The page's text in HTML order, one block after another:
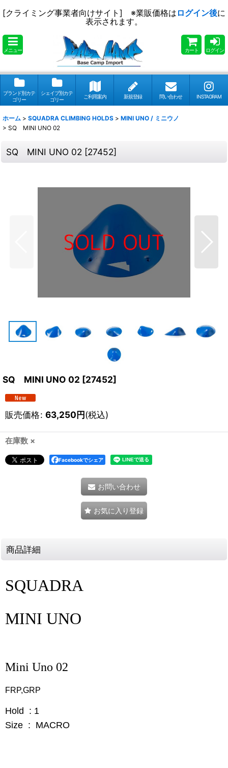
[クライミング事業者向けサイト] ※業販価格は ログイン後に
表示されます。
メニュー カート ログイン
ブランド別カテ
ゴリー
シェイプ別カテ
ゴリー
ご利用案内 新規登録 問い合わせ INSTAGRAM
ホーム > SQUADRA CLIMBING HOLDS > MINI UNO / ミニウノ
> SQ MINI UNO 02
SQ MINI UNO 02 [27452]
SQ MINI UNO 02 [27452]
販売価格: 63,250円(税込)
在庫数 ×
Facebookでシェア
お問い合わせ
お気に入り登録
商品詳細
SQUADRA
MINI UNO
Mini Uno 02
FRP,GRP
Hold : 1
Size : MACRO